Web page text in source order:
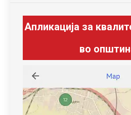
Апликација за
во